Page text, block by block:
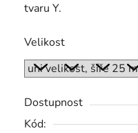
tvaru Y.
Velikost
Dostupnost
Kód: